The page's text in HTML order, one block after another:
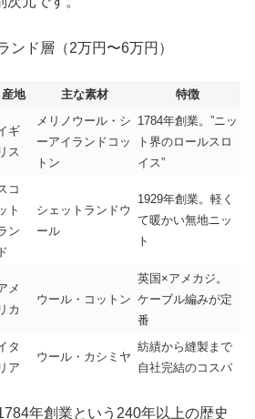
ンド層（2万円〜6万円）
産地 主な素材 特徴
ギ
リス
メリノウール・シ
ーアイランドコッ
トン
1784年創業。”ニッ
ト界のロールスロ
イス”
コ
ト
ン
ド
シェットランドウ
ール
1929年創業。軽く
て暖かい無地ニッ
ト
メ
リカ
ウール・コットン
英国×アメカジ。
ケーブル編みが定
番
タ
リア
ウール・カシミヤ
紡績から縫製まで
自社完結のコスパ
年創業という240年以上の歴史